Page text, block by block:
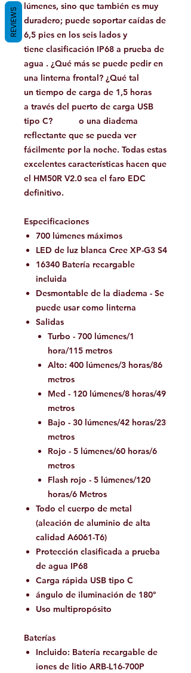
lúmenes, sino que también es muy
duradero; puede soportar caídas de
6,5 pies en los seis lados y
tiene clasificación IP68 a prueba de
agua . ¿Qué más se puede pedir en
una linterna frontal? ¿Qué tal
un tiempo de carga de 1,5 horas
a través del puerto de carga USB
tipo C? o una diadema
reflectante que se pueda ver
fácilmente por la noche. Todas estas
excelentes características hacen que
el HM50R V2.0 sea el faro EDC
definitivo.
Especificaciones
700 lúmenes máximos
LED de luz blanca Cree XP-G3 S4
16340 Batería recargable
incluida
Desmontable de la diadema - Se
puede usar como linterna
Salidas
Turbo - 700 lúmenes/1
hora/115 metros
Alto: 400 lúmenes/3 horas/86
metros
Med - 120 lúmenes/8 horas/49
metros
Bajo - 30 lúmenes/42 horas/23
metros
Rojo - 5 lúmenes/60 horas/6
metros
Flash rojo - 5 lúmenes/120
horas/6 Metros
Todo el cuerpo de metal
(aleación de aluminio de alta
calidad A6061-T6)
Protección clasificada a prueba
de agua IP68
Carga rápida USB tipo C
ángulo de iluminación de 180°
Uso multipropósito
Baterías
Incluido: Batería recargable de
iones de litio ARB-L16-700P
REVIEWS